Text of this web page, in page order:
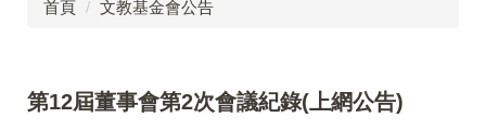
首頁 文教基金會公告
第12屆董事會第2次會議紀錄(上網公告)